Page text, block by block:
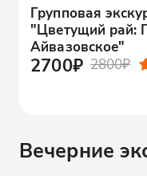
Групповая
"Цветущий рай:
Айвазовское"
2700₽ 2800₽
Вечерние